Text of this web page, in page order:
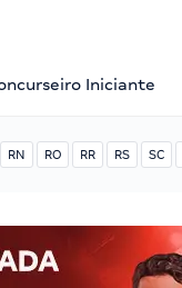
Iniciante
RN RO RR RS SC